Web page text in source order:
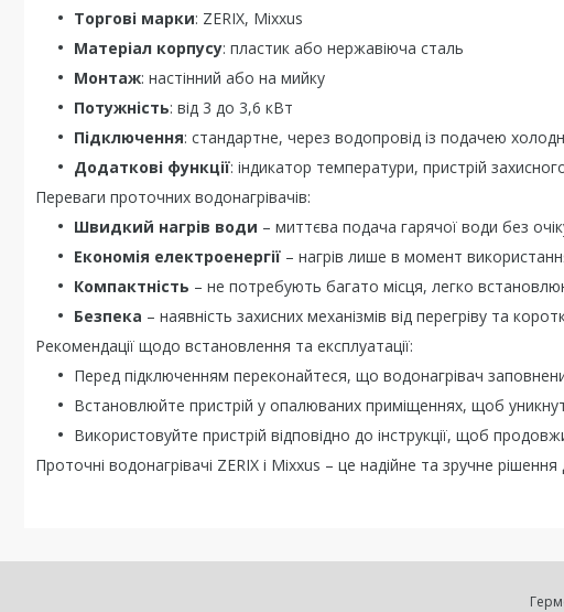
Торгові марки: ZERIX, Mixxus
Матеріал корпусу: пластик або нержавіюча сталь
Монтаж: настінний або на мийку
Потужність: від 3 до 3,6 кВт
Підключення: стандартне, через водопровід із подачею
Додаткові функції: індикатор температури, пристрій
Переваги проточних водонагрівачів:
Швидкий нагрів води – миттєва подача гарячої води без
Економія електроенергії – нагрів лише в момент
Компактність – не потребують багато місця, легко
Безпека – наявність захисних механізмів від перегріву та
Рекомендації щодо встановлення та експлуатації:
Перед підключенням переконайтеся, що водонагрівач
Встановлюйте пристрій у опалюваних приміщеннях, щоб
Використовуйте пристрій відповідно до інструкції, щоб
Проточні водонагрівачі ZERIX і Mixxus – це надійне та зручне